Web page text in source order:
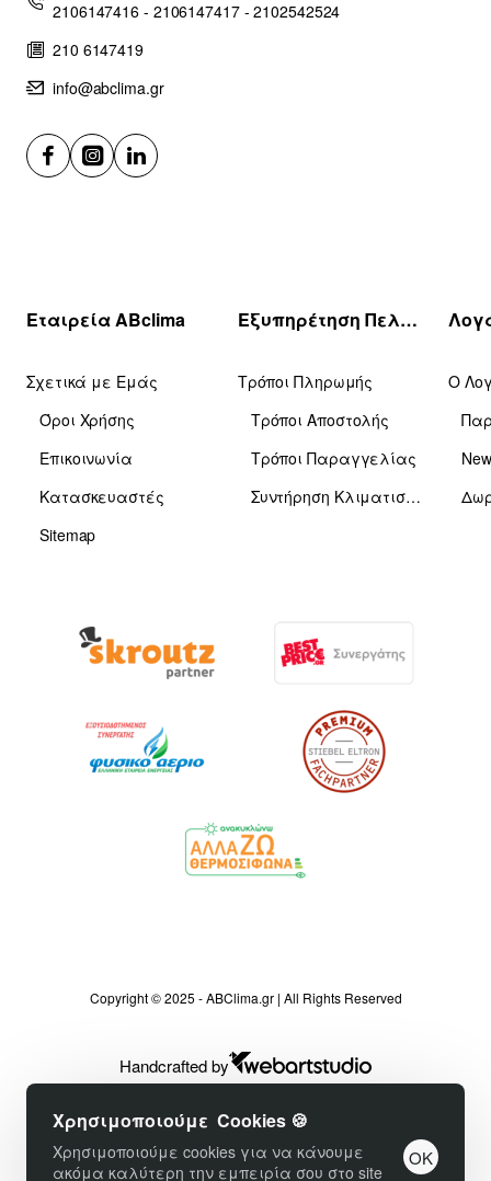
Χρησιμοποιούμε Cookies 🍪
Χρησιμοποιούμε cookies για να κάνουμε
ακόμα καλύτερη την εμπειρία σου στο site
OK
2106147416 - 2106147417 - 2102542524
210 6147419
info@abclima.gr
Εταιρεία ABclima
Σχετικά με Εμάς
Όροι Χρήσης
Επικοινωνία
Κατασκευαστές
Sitemap
Εξυπηρέτηση Πελατών
Τρόποι Πληρωμής
Τρόποι Αποστολής
Τρόποι Παραγγελίας
Συντήρηση Κλιματιστικών
Ο
Copyright © 2025 - ABClima.gr | All Rights Reserved
Handcrafted by